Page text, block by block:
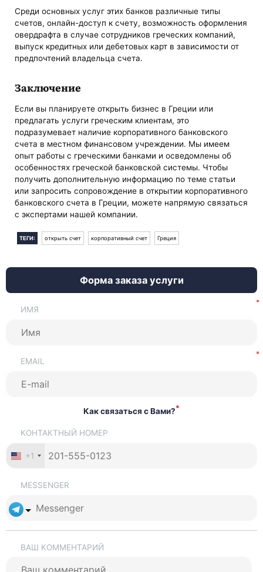
Среди основных услуг этих банков различные типы
счетов, онлайн-доступ к счету, возможность оформления
овердрафта в случае сотрудников греческих компаний,
выпуск кредитных или дебетовых карт в зависимости от
предпочтений владельца счета.
Заключение
Если вы планируете открыть бизнес в Греции или
предлагать услуги греческим клиентам, это
подразумевает наличие корпоративного банковского
счета в местном финансовом учреждении. Мы имеем
опыт работы с греческими банками и осведомлены об
особенностях греческой банковской системы. Чтобы
получить дополнительную информацию по теме статьи
или запросить сопровождение в открытии корпоративного
банковского счета в Греции, можете напрямую связаться
с экспертами нашей компании.
ТЕГИ: открыть счет корпоративный счет Греция
Форма заказа услуги
ИМЯ
EMAIL
Как связаться с Вами?*
КОНТАКТНЫЙ НОМЕР
+1
MESSENGER
ВАШ КОММЕНТАРИЙ